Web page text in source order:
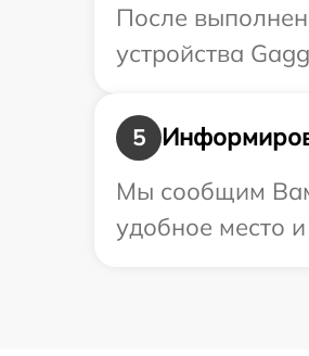
После
устройства
5
Мы сообщим Вам
удобное место